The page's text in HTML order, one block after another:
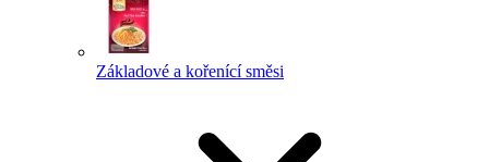
Základové a kořenící směsi